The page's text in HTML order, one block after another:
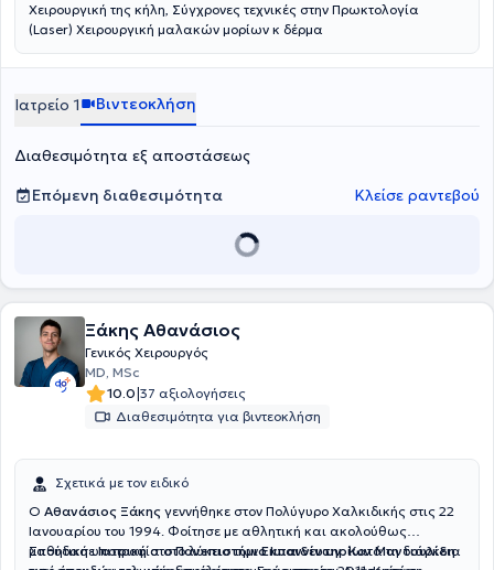
Χειρουργική της κήλη, Σύγχρονες τεχνικές στην Πρωκτολογία
(Laser) Χειρουργική μαλακών μορίων κ δέρμα
Ιατρείο 1 Βιντεοκλήση
Διαθεσιμότητα εξ αποστάσεως
Επόμενη διαθεσιμότητα
Κλείσε ραντεβού
Ξάκης Αθανάσιος
Γενικός Χειρουργός
MD, MSc
10.0|37 αξιολογήσεις
Διαθεσιμότητα για βιντεοκλήση
Σχετικά με τον ειδικό
O Αθανάσιος Ξάκης γεννήθηκε στον Πολύγυρο Χαλκιδικής στις 22
Ιανουαρίου του 1994. Φοίτησε με αθλητική και ακολούθως
μαθητική υποτροφία στο λύκειο τωνΕκπαιδευτηρίων Μαντουλίδη
ΣπούδασεΙατρικήστοΠανεπιστήμιο Ιωαννίνων. Κατά τη διάρκεια